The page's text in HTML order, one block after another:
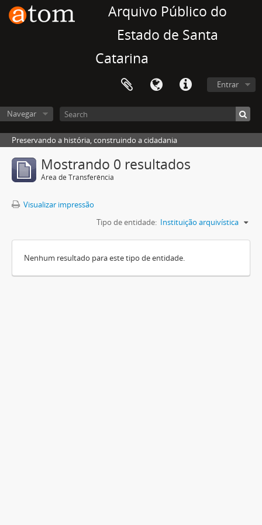
Arquivo Público do
Estado de Santa
Catarina
Entrar
Navegar
Preservando a história, construindo a cidadania
Mostrando 0 resultados
Área de Transferência
Visualizar impressão
Tipo de entidade: Instituição arquivística
Nenhum resultado para este tipo de entidade.